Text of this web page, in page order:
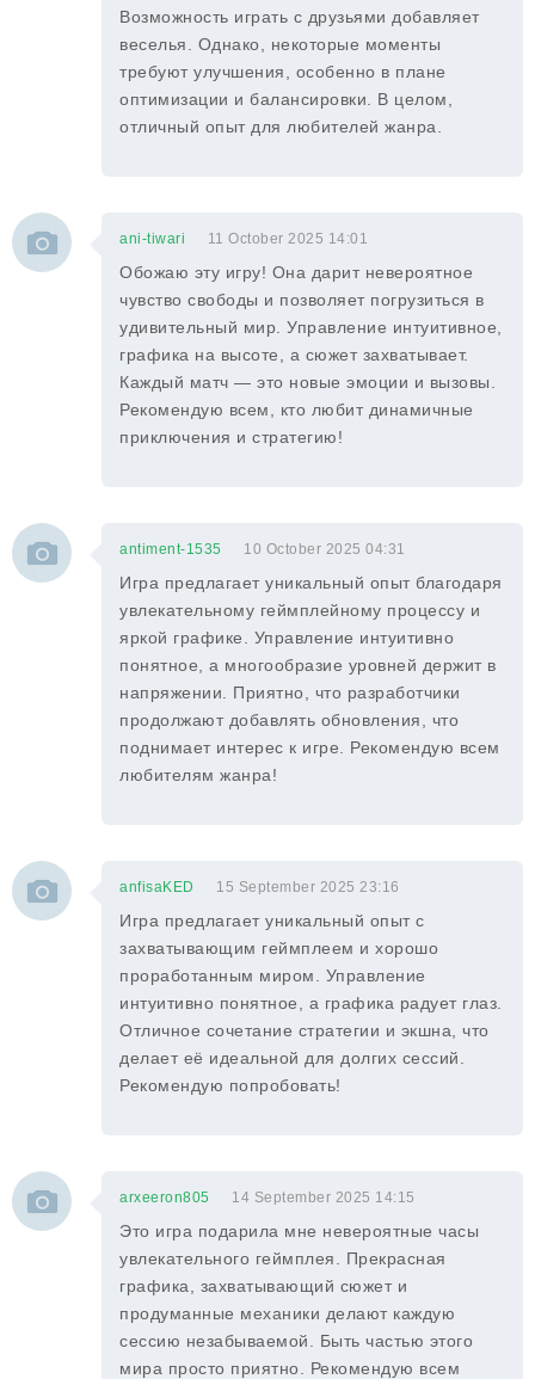
Возможность играть с друзьями добавляет
веселья. Однако, некоторые моменты
требуют улучшения, особенно в плане
оптимизации и балансировки. В целом,
отличный опыт для любителей жанра.
ani-tiwari 11 October 2025 14:01
Обожаю эту игру! Она дарит невероятное
чувство свободы и позволяет погрузиться в
удивительный мир. Управление интуитивное,
графика на высоте, а сюжет захватывает.
Каждый матч — это новые эмоции и вызовы.
Рекомендую всем, кто любит динамичные
приключения и стратегию!
antiment-1535 10 October 2025 04:31
Игра предлагает уникальный опыт благодаря
увлекательному геймплейному процессу и
яркой графике. Управление интуитивно
понятное, а многообразие уровней держит в
напряжении. Приятно, что разработчики
продолжают добавлять обновления, что
поднимает интерес к игре. Рекомендую всем
любителям жанра!
anfisaKED 15 September 2025 23:16
Игра предлагает уникальный опыт с
захватывающим геймплеем и хорошо
проработанным миром. Управление
интуитивно понятное, а графика радует глаз.
Отличное сочетание стратегии и экшна, что
делает её идеальной для долгих сессий.
Рекомендую попробовать!
arxeeron805 14 September 2025 14:15
Это игра подарила мне невероятные часы
увлекательного геймплея. Прекрасная
графика, захватывающий сюжет и
продуманные механики делают каждую
сессию незабываемой. Быть частью этого
мира просто приятно. Рекомендую всем